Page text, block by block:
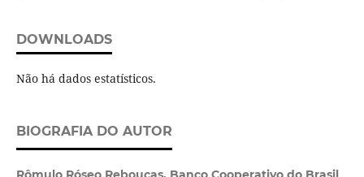
DOWNLOADS
Não há dados estatísticos.
BIOGRAFIA DO AUTOR